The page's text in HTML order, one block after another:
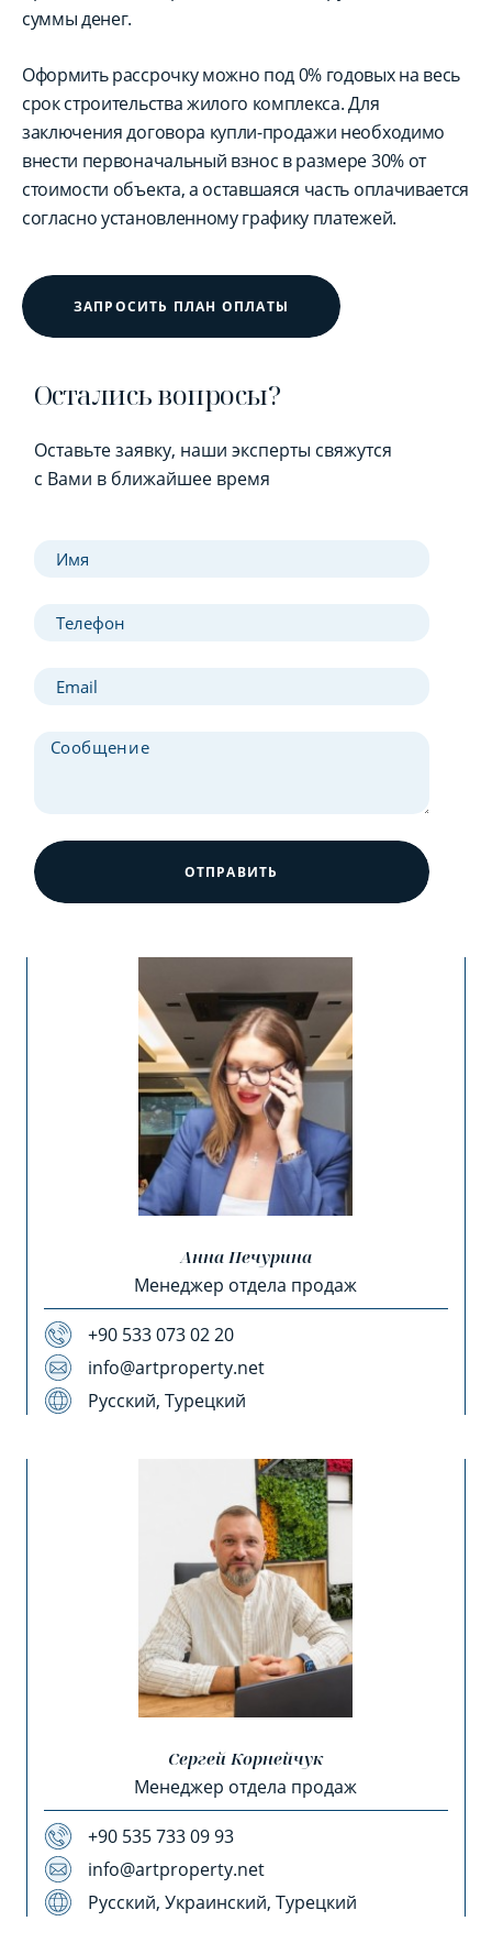
суммы денег.
Оформить рассрочку можно под 0% годовых на весь
срок строительства жилого комплекса. Для
заключения договора купли-продажи необходимо
внести первоначальный взнос в размере 30% от
стоимости объекта, а оставшаяся часть оплачивается
согласно установленному графику платежей.
ЗАПРОСИТЬ ПЛАН ОПЛАТЫ
Остались вопросы?
Оставьте заявку, наши эксперты свяжутся
с Вами в ближайшее время
ОТПРАВИТЬ
Анна Печурина
Менеджер отдела продаж
+90 533 073 02 20
info@artproperty.net
Русский, Турецкий
Сергей Корнейчук
Менеджер отдела продаж
+90 535 733 09 93
info@artproperty.net
Русский, Украинский, Турецкий